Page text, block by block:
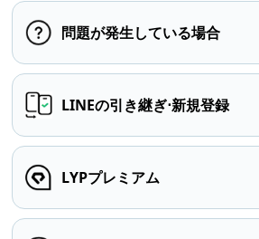
問題が発生している場合
LINEの引き継ぎ⋅新規登録
LYPプレミアム